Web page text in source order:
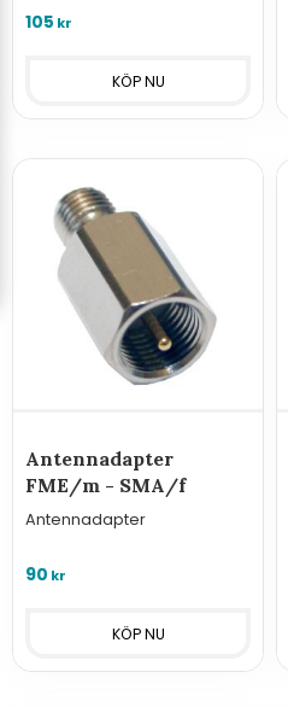
105 kr
Antennadapter
FME/m - SMA/f
Antennadapter
90 kr